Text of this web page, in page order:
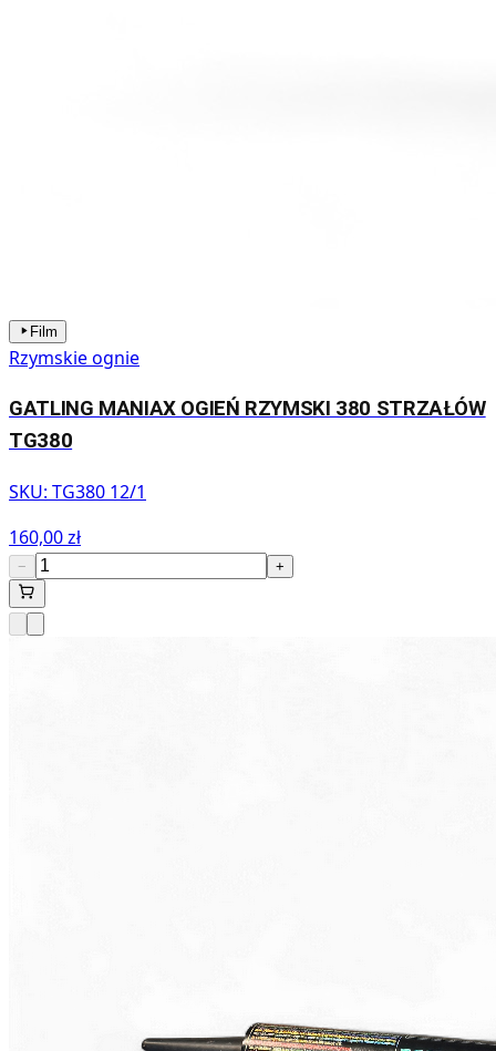
Film
Rzymskie ognie
GATLING MANIAX OGIEŃ RZYMSKI 380 STRZAŁÓW
TG380
SKU: TG380 12/1
160,00 zł
− +